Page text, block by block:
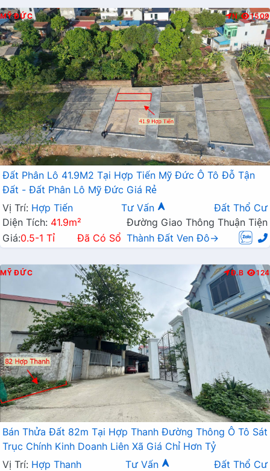
MỸ ĐỨC N 1509
Đất Phân Lô 41.9M2 Tại Hợp Tiến Mỹ Đức Ô Tô Đỗ Tận
Đất - Đất Phân Lô Mỹ Đức Giá Rẻ
Vị Trí: Hợp Tiến Tư Vấn
Đất Thổ Cư
Diện Tích: 41.9m²
Đường Giao Thông Thuận Tiện
Giá:0.5-1 Tỉ Đã Có Sổ Thành Đất Ven Đô→
MỸ ĐỨC Đ.B 124
Bán Thửa Đất 82m Tại Hợp Thanh Đường Thông Ô Tô Sát
Trục Chính Kinh Doanh Liên Xã Giá Chỉ Hơn Tỷ
Vị Trí: Hợp Thanh Tư Vấn
Đất Thổ Cư